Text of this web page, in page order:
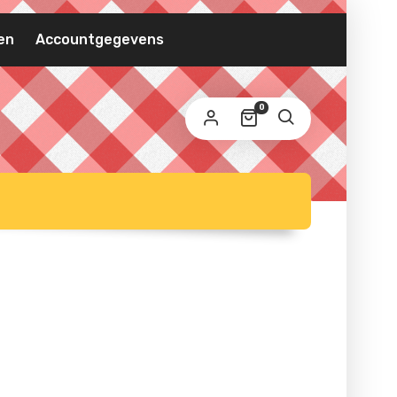
Accountgegevens
0
wordt een link om een nieuw wachtwoord in te
naar je e-mailadres verzonden.
persoonlijke gegevens worden gebruikt om uw ervaring